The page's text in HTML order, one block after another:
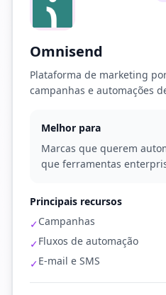
Omnisend
Plataforma de marketing
campanhas e automações
Melhor para
Marcas que querem
que ferramentas
Principais recursos
✓Campanhas
✓Fluxos de automação
✓E-mail e SMS